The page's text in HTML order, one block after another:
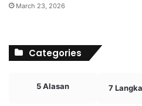
March 23, 2026
Categories
5 Alasan 7